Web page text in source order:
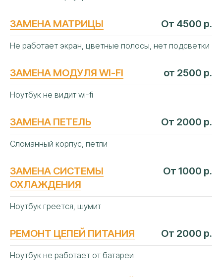
ЗАМЕНА МАТРИЦЫ От 4500 р.
Не работает экран, цветные полосы, нет подсветки
ЗАМЕНА МОДУЛЯ WI-FI от 2500 р.
Ноутбук не видит wi-fi
ЗАМЕНА ПЕТЕЛЬ От 2000 р.
Сломанный корпус, петли
ЗАМЕНА СИСТЕМЫ
ОХЛАЖДЕНИЯ
От 1000 р.
Ноутбук греется, шумит
РЕМОНТ ЦЕПЕЙ ПИТАНИЯ От 2000 р.
Ноутбук не работает от батареи